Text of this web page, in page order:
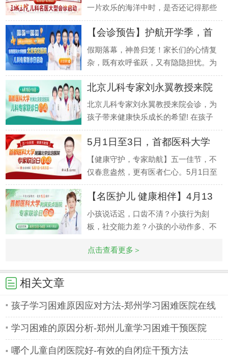
一片欢乐的海洋中时，是否还记得那些
最需要关爱的小生命？河南省医药院附
属医院邀
【会诊预告】护航开学季，首
都医
假期落幕，神兽归笼！家长们的心情复
杂，既有欢呼雀跃，又有隐隐担忧。为
何？因为一些看似不起眼的生长发育和
行为发育
北京儿科专家刘永翼教授来院
会诊
北京儿科专家刘永翼教授来院会诊，为
孩子带来健康快乐成长的希望! 在孩子
的生长发育过程中，家长们常常会遇到
各种困扰
5月1日至3日，首都医科大学
附属北
【健康守护，专家助航】五一佳节，不
仅春意盎然，更有医者仁心。5月1日至
3日，我院特邀首都医科大学附属北京
安定医院专
【名医护儿 健康相伴】4月13
日-
小孩说话迟，口齿不清？小孩行为刻
板，社交能力差？小孩的小动作多、不
不停，还会
点击查看更多＞
相关文章
孩子学习困难原因应对方法-郑州学习困难医院在线
学习困难的原因分析-郑州儿童学习困难干预医院
哪个儿童自闭医院好-有效的自闭症干预方法